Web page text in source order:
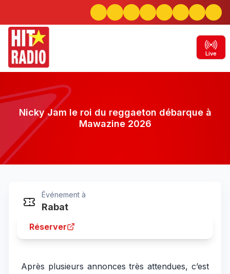
Live
Nicky Jam le roi du reggaeton débarque à
Mawazine 2026
Nicky Jam le roi du reggaeton débarque
Événement à
Rabat
Réserver
Après plusieurs annonces très attendues, c’est